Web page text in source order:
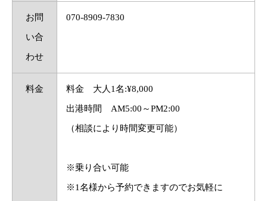
お問
い合
わせ
070-8909-7830
料金 料金 大人1名:¥8,000
出港時間 AM5:00～PM2:00
（相談により時間変更可能）
※乗り合い可能
※1名様から予約できますのでお気軽に